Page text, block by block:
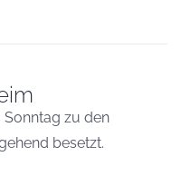
Sonntag zu den
besetzt.